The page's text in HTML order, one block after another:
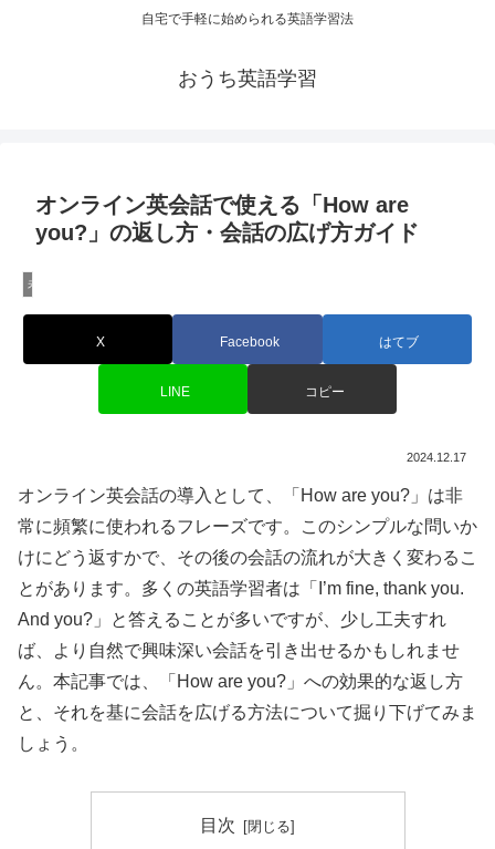
自宅で手軽に始められる英語学習法
おうち英語学習
オンライン英会話で使える「How are
you?」の返し方・会話の広げ方ガイド
未分類
X Facebook はてブ
LINE コピー
2024.12.17
オンライン英会話の導入として、「How are you?」は非
常に頻繁に使われるフレーズです。このシンプルな問いか
けにどう返すかで、その後の会話の流れが大きく変わるこ
とがあります。多くの英語学習者は「I’m fine, thank you.
And you?」と答えることが多いですが、少し工夫すれ
ば、より自然で興味深い会話を引き出せるかもしれませ
ん。本記事では、「How are you?」への効果的な返し方
と、それを基に会話を広げる方法について掘り下げてみま
しょう。
目次